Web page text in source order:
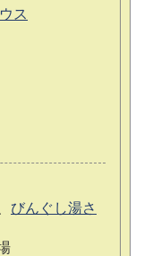
ス
びんぐし湯さ